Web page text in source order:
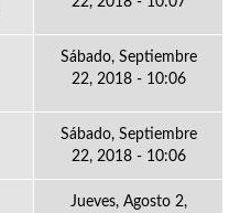
Sábado, Septiembre
22, 2018 - 10:06
Sábado, Septiembre
22, 2018 - 10:06
Jueves, Agosto 2,